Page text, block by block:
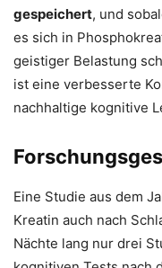
gespeichert, und
es sich in
geistiger Belastung
ist eine verbesserte
nachhaltige kognitive
Eine Studie aus dem
Kreatin auch nach
Nächte lang nur drei